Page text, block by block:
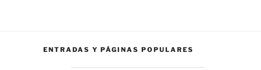
ENTRADAS Y PÁGINAS POPULARES